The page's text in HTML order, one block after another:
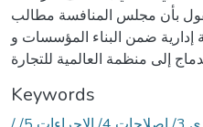
بأن مجلس المنافسة مطالب
إدارية ضمن البناء المؤسسات و
إلى منظمة العالمية للتجارة
Keywords